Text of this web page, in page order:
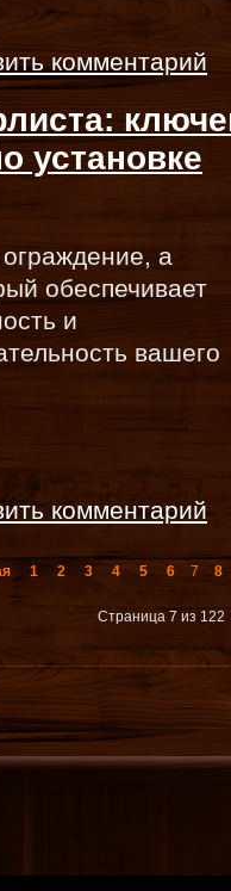
комментарий
установке
а
обеспечивает
и
вашего
комментарий
1 2 3 4 5 6 7 8
Страница 7 из 122